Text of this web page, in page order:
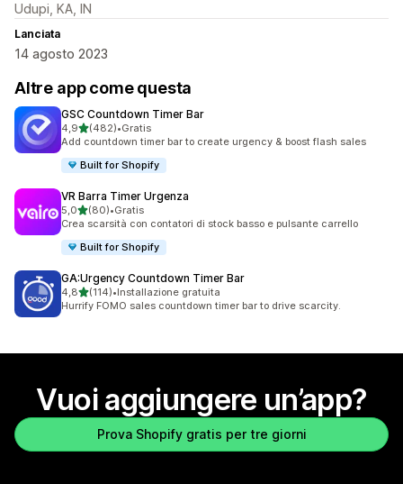
Udupi, KA, IN
Lanciata
14 agosto 2023
Altre app come questa
GSC Countdown Timer Bar
4,9stelle su 5
(482)
482 recensioni totali
•Gratis
Add countdown timer bar to create urgency & boost flash sales
Built for Shopify
VR Barra Timer Urgenza
5,0stelle su 5
(80)
80 recensioni totali
•Gratis
Crea scarsità con contatori di stock basso e pulsante carrello
Built for Shopify
GA:Urgency Countdown Timer Bar
4,8stelle su 5
(114)
114 recensioni totali
•Installazione gratuita
Hurrify FOMO sales countdown timer bar to drive scarcity.
Vuoi aggiungere un’app?
Prova Shopify gratis per tre giorni